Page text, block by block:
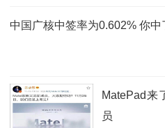
中国广核中签率为0.602% 你中
MatePad来
员